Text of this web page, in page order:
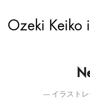
Ozeki Keiko
― イラスト